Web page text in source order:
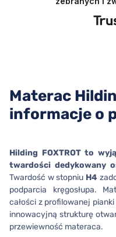
Materac
informacje o
Hilding FOXTROT to
twardości dedykowany
Twardość w stopniu H4
podparcia kręgosłupa.
całości z profilowanej
innowacyjną strukturę
przewiewność materaca.